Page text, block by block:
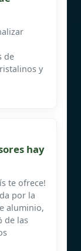
de
y
hay
te ofrece!
por la
aluminio,
de las